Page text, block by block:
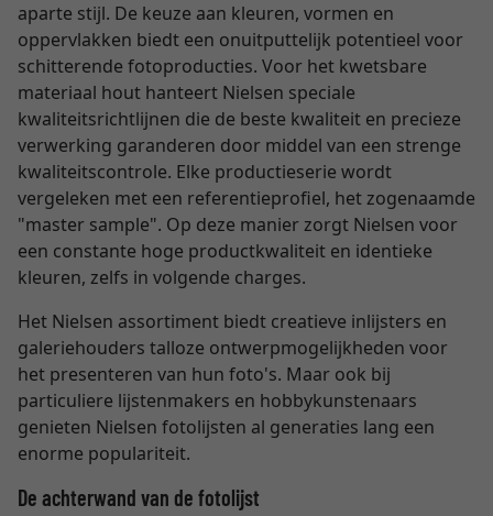
aparte stijl. De keuze aan kleuren, vormen en
oppervlakken biedt een onuitputtelijk potentieel voor
schitterende fotoproducties. Voor het kwetsbare
materiaal hout hanteert Nielsen speciale
kwaliteitsrichtlijnen die de beste kwaliteit en precieze
verwerking garanderen door middel van een strenge
kwaliteitscontrole. Elke productieserie wordt
vergeleken met een referentieprofiel, het zogenaamde
"master sample". Op deze manier zorgt Nielsen voor
een constante hoge productkwaliteit en identieke
kleuren, zelfs in volgende charges.
Het Nielsen assortiment biedt creatieve inlijsters en
galeriehouders talloze ontwerpmogelijkheden voor
het presenteren van hun foto's. Maar ook bij
particuliere lijstenmakers en hobbykunstenaars
genieten Nielsen fotolijsten al generaties lang een
enorme populariteit.
De achterwand van de fotolijst